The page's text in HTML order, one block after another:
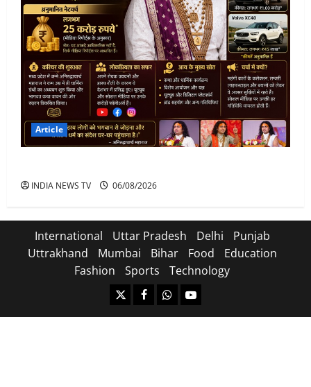
Article
INDIA NEWS TV 06/08/2026
International Uttar Pradesh Delhi
Punjab
Uttrakhand
Mumbai Bihar Food
Education
Fashion
Sports Technology
https://x.com
facebook.com
https:/whatsapp.com/
Youtube.com